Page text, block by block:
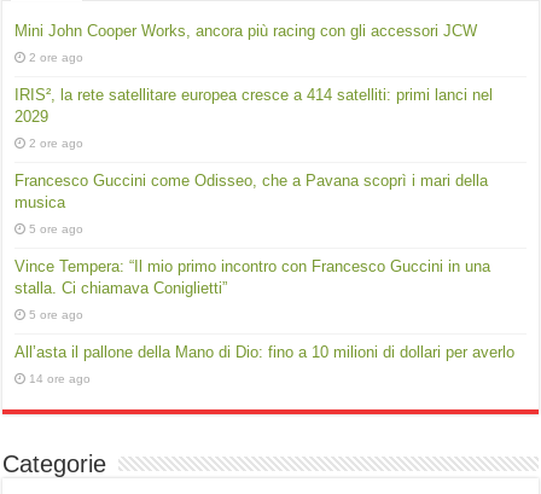
Mini John Cooper Works, ancora più racing con gli accessori JCW
2 ore ago
IRIS², la rete satellitare europea cresce a 414 satelliti: primi lanci nel
2029
2 ore ago
Francesco Guccini come Odisseo, che a Pavana scoprì i mari della
musica
5 ore ago
Vince Tempera: “Il mio primo incontro con Francesco Guccini in una
stalla. Ci chiamava Coniglietti”
5 ore ago
All’asta il pallone della Mano di Dio: fino a 10 milioni di dollari per averlo
14 ore ago
Categorie